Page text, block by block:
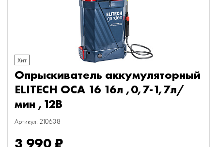
Хит
Опрыскиватель аккумуляторный
ELITECH ОСА 16 16л ,0,7-1,7л/
мин ,12В
Артикул: 210638
3 990 ₽